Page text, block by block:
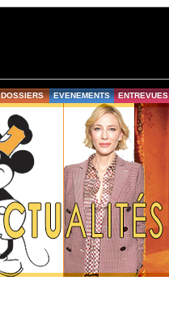
DOSSIERS EVENEMENTS ENTREVUES